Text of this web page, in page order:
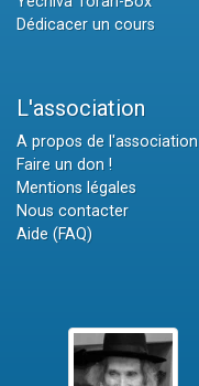
Dédicacer un cours
L'association
A propos de l'association
Faire un don !
Mentions légales
Nous contacter
Aide (FAQ)